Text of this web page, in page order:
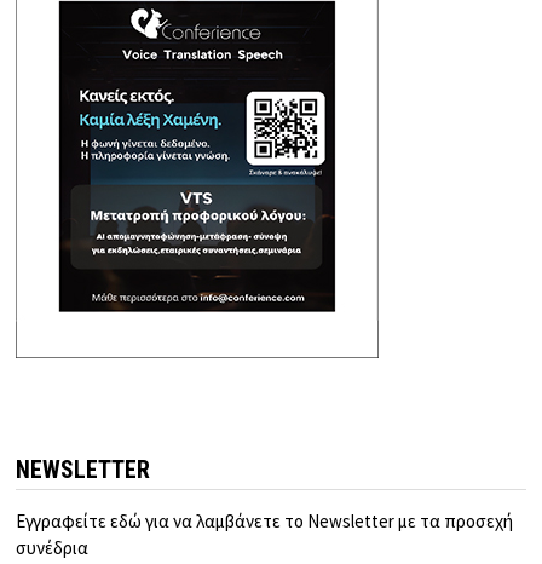
NEWSLETTER
Εγγραφείτε εδώ για να λαμβάνετε το Newsletter με τα προσεχή
συνέδρια